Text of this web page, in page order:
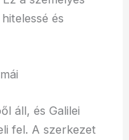
és
áll, és Galilei
fel. A szerkezet